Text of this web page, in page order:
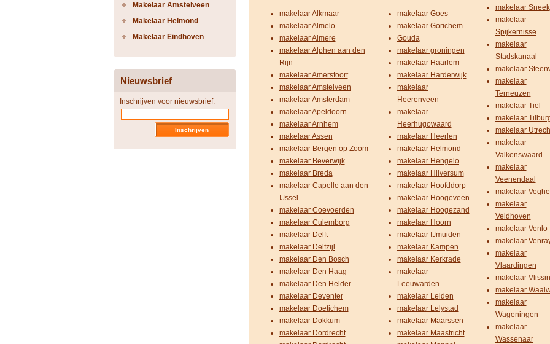
Makelaar Amstelveen
Makelaar Helmond
Makelaar Eindhoven
Nieuwsbrief
Inschrijven voor nieuwsbrief:
makelaar Alkmaar
makelaar Almelo
makelaar Almere
makelaar Alphen aan den
Rijn
makelaar Amersfoort
makelaar Amstelveen
makelaar Amsterdam
makelaar Apeldoorn
makelaar Arnhem
makelaar Assen
makelaar Bergen op Zoom
makelaar Beverwijk
makelaar Breda
makelaar Capelle aan den
IJssel
makelaar Coevoerden
makelaar Culemborg
makelaar Delft
makelaar Delfzijl
makelaar Den Bosch
makelaar Den Haag
makelaar Den Helder
makelaar Deventer
makelaar Doetichem
makelaar Dokkum
makelaar Dordrecht
makelaar Goes
makelaar Gorichem
Gouda
makelaar groningen
makelaar Haarlem
makelaar Harderwijk
makelaar
Heerenveen
makelaar
Heerhugowaard
makelaar Heerlen
makelaar Helmond
makelaar Hengelo
makelaar Hilversum
makelaar Hoofddorp
makelaar Hoogeveen
makelaar Hoogezand
makelaar Hoorn
makelaar IJmuiden
makelaar Kampen
makelaar Kerkrade
makelaar
Leeuwarden
makelaar Leiden
makelaar Lelystad
makelaar Maarssen
makelaar Maastricht
makelaar Sneek
makelaar
Spijkernisse
makelaar
Stadskanaal
makelaar
makelaar
Terneuzen
makelaar Tiel
makelaar
makelaar
makelaar
Valkenswaard
makelaar
Veenendaal
makelaar
makelaar
Veldhoven
makelaar Venlo
makelaar
makelaar
Vlaardingen
makelaar
makelaar
makelaar
Wageningen
makelaar
Wassenaar